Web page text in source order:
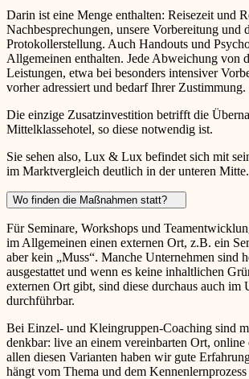
Darin ist eine Menge enthalten: Reisezeit und
Nachbesprechungen, unsere Vorbereitung und
Protokollerstellung. Auch Handouts und
Allgemeinen enthalten. Jede Abweichung von
Leistungen, etwa bei besonders intensiver
vorher adressiert und bedarf Ihrer Zustimmung.
Die einzige Zusatzinvestition betrifft die
Mittelklassehotel, so diese notwendig ist.
Sie sehen also, Lux & Lux befindet sich mit
im Marktvergleich deutlich in der unteren Mitte.
Wo finden die Maßnahmen statt?
Für Seminare, Workshops und
im Allgemeinen einen externen Ort, z.B. ein
aber kein „Muss“. Manche Unternehmen sind
ausgestattet und wenn es keine inhaltlichen
externen Ort gibt, sind diese durchaus auch im
durchführbar.
Bei Einzel- und Kleingruppen-Coaching sind
denkbar: live an einem vereinbarten Ort,
allen diesen Varianten haben wir gute
hängt vom Thema und dem Kennenlernprozess